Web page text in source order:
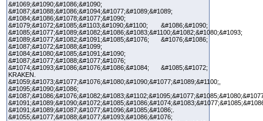
&#1069;&#1090;&#1086;&#1090;
&#1087;&#1088;&#1086;&#1094;&#1077;&#1089;&#1089;
&#1084;&#1086;&#1078;&#1077;&#1090;
&#1079;&#1072;&#1085;&#1103;&#1090;&#1100; &#1086;&#1090;
&#1085;&#1077;&#1089;&#1082;&#1086;&#1083;&#1100;&#1082;&#1080;&#1093;
&#1089;&#1077;&#1082;&#1091;&#1085;&#1076; &#1076;&#1086;
&#1087;&#1072;&#1088;&#1099;
&#1084;&#1080;&#1085;&#1091;&#1090;
&#1087;&#1077;&#1088;&#1077;&#1076;
&#1074;&#1093;&#1086;&#1076;&#1086;&#1084; &#1085;&#1072;
KRAKEN.
&#1059;&#1073;&#1077;&#1076;&#1080;&#1090;&#1077;&#1089;&#1100;,
&#1095;&#1090;&#1086;
&#1091;&#1089;&#1087;&#1077;&#1096;&#1085;&#1086;.
&#1055;&#1077;&#1088;&#1077;&#1093;&#1086;&#1076;